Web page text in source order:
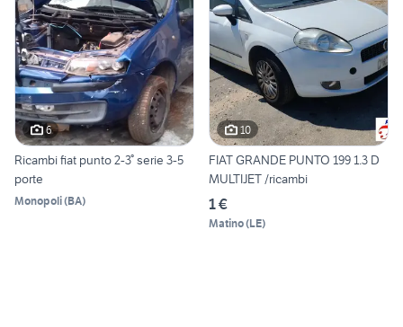
6
Ricambi fiat punto 2-3° serie 3-5
porte
Monopoli(BA)
10
FIAT GRANDE PUNTO 199 1.3 D
MULTIJET /ricambi
1 €
Matino(LE)